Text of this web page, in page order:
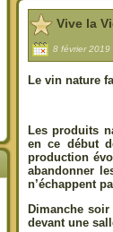
Vive la
8 février 2019
Le vin nature
Les produits
en ce début
production
abandonner
n’échappent
Dimanche
devant une